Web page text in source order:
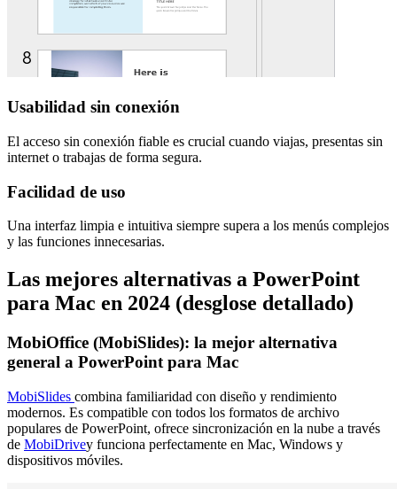
Usabilidad sin conexión
El acceso sin conexión fiable es crucial cuando viajas, presentas sin
internet o trabajas de forma segura.
Facilidad de uso
Una interfaz limpia e intuitiva siempre supera a los menús complejos
y las funciones innecesarias.
Las mejores alternativas a PowerPoint
para Mac en 2024 (desglose detallado)
MobiOffice (MobiSlides): la mejor alternativa
general a PowerPoint para Mac
MobiSlides combina familiaridad con diseño y rendimiento
modernos. Es compatible con todos los formatos de archivo
populares de PowerPoint, ofrece sincronización en la nube a través
de MobiDrivey funciona perfectamente en Mac, Windows y
dispositivos móviles.